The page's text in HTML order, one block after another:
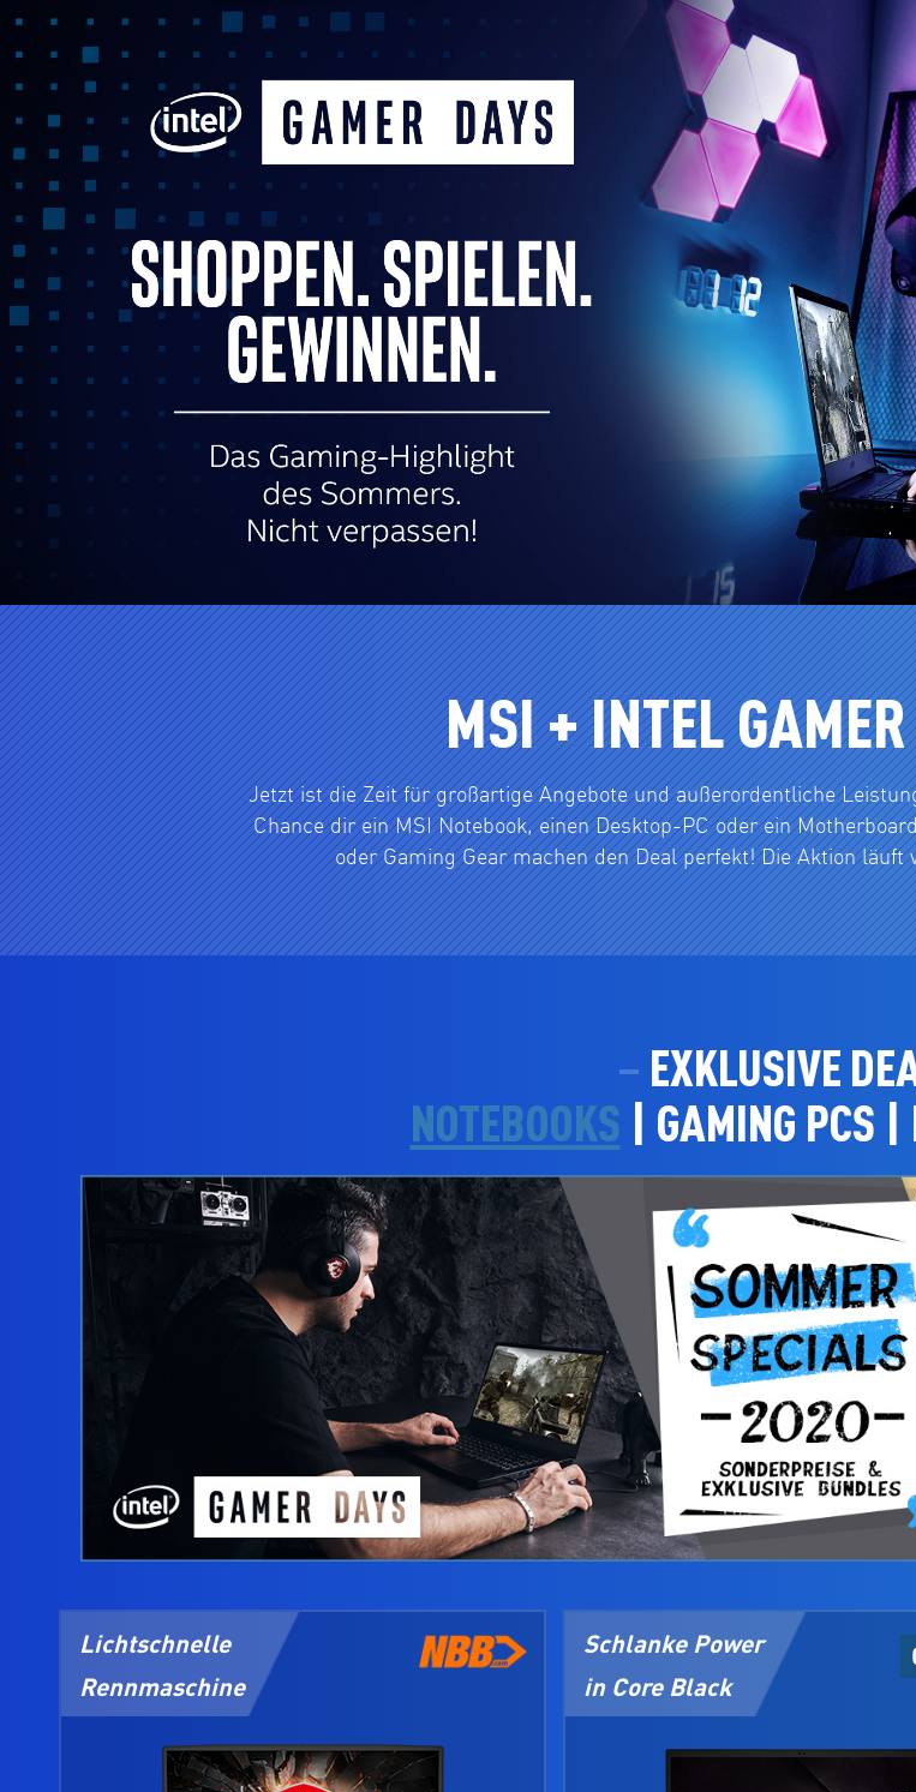
MSI + INTEL
Jetzt ist die Zeit für großartige Angebote und außerordentliche
Chance dir ein MSI Notebook, einen Desktop-PC oder ein
oder Gaming Gear machen den Deal perfekt! Die Aktion
EXKLUSIVE
NOTEBOOKS | GAMING PCS |
Lichtschnelle
Rennmaschine
Schlanke Power
in Core Black